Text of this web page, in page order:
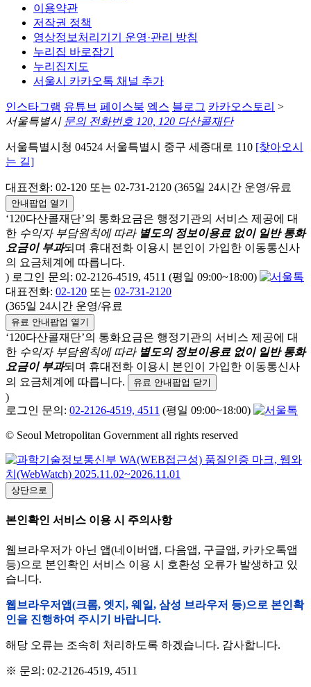
이용약관
저작권 정책
영상정보처리기기 운영·관리 방침
누리집 바로잡기
누리집지도
서울시 카카오톡 채널 추가
인스타그램 유튜브 페이스북 엑스 블로그 카카오스토리 >
서울특별시 문의 전화번호 120, 120 다산콜재단
서울특별시청 04524 서울특별시 중구 세종대로 110 [찾아오시
는 길]
대표전화: 02-120 또는 02-731-2120 (365일 24시간 운영/유료
안내팝업 열기
‘120다산콜재단’의 통화요금은 행정기관의 서비스 제공에 대
한 수익자 부담원칙에 따라 별도의 정보이용료 없이 일반 통화
요금이 부과되며 휴대전화 이용시 본인이 가입한 이동통신사
의 요금체계에 따릅니다.
) 로그인 문의: 02-2126-4519, 4511 (평일 09:00~18:00)
대표전화: 02-120 또는 02-731-2120
(365일 24시간 운영/유료
유료 안내팝업 열기
‘120다산콜재단’의 통화요금은 행정기관의 서비스 제공에 대
한 수익자 부담원칙에 따라 별도의 정보이용료 없이 일반 통화
요금이 부과되며 휴대전화 이용시 본인이 가입한 이동통신사
의 요금체계에 따릅니다.
유료 안내팝업 닫기
)
로그인 문의: 02-2126-4519, 4511 (평일 09:00~18:00)
© Seoul Metropolitan Government all rights reserved
상단으로
본인확인 서비스 이용 시 주의사항
웹브라우저가 아닌 앱(네이버앱, 다음앱, 구글앱, 카카오톡앱
등)으로 본인확인 서비스 이용 시 호환성 오류가 발생하고 있
습니다.
웹브라우저앱(크롬, 엣지, 웨일, 삼성 브라우저 등)으로 본인확
인을 진행하여 주시기 바랍니다.
해당 오류는 조속히 처리하도록 하겠습니다. 감사합니다.
※ 문의: 02-2126-4519, 4511